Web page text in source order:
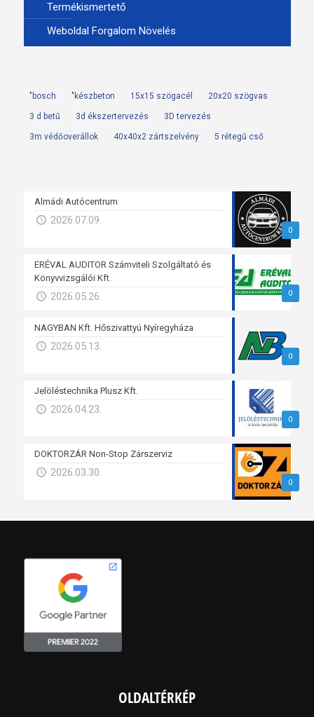
Termékismertető
Weboldal Forgalom Növelés
"bosch "készbeton 15x15 szögacél 20x20 szögvas
3 d betű 3d ékszertervezés 3D tervezés
3m védőoverállok 40x40x2 zártszelvény 5 rétegű cső
0
Almádi Autócentrum
2026.07.09.
0
ERÉVAL AUDITOR Számviteli Szolgáltató és
Könyvvizsgálói Kft.
2026.05.26.
0
NAGYBAN Kft. Hőszivattyú Nyíregyháza
2026.05.13.
0
Jelöléstechnika Plusz Kft.
2026.04.23.
0
DOKTORZÁR Non-Stop Zárszerviz
2026.03.30.
OLDALTÉRKÉP